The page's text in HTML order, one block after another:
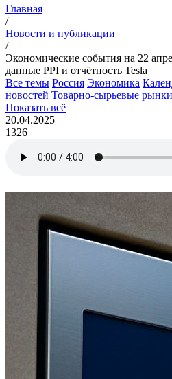
Главная
/
Новости и публикации
/
Экономические события на 22
данные PPI и отчётность Tesla
Все темы Россия Экономика
новостей Товарно-сырьевые рынки
Показать всё
20.04.2025
1326